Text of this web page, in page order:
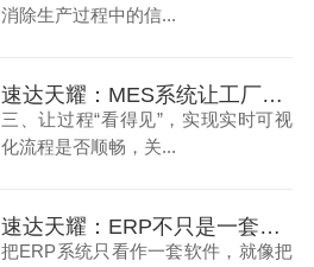
消除生产过程中的信...
速达天耀：MES系统让工厂的流程真正跑通（下）
三、让过程“看得见”，实现实时可视
化流程是否顺畅，关...
速达天耀：ERP不只是一套系统（上）
把ERP系统只看作一套软件，就像把